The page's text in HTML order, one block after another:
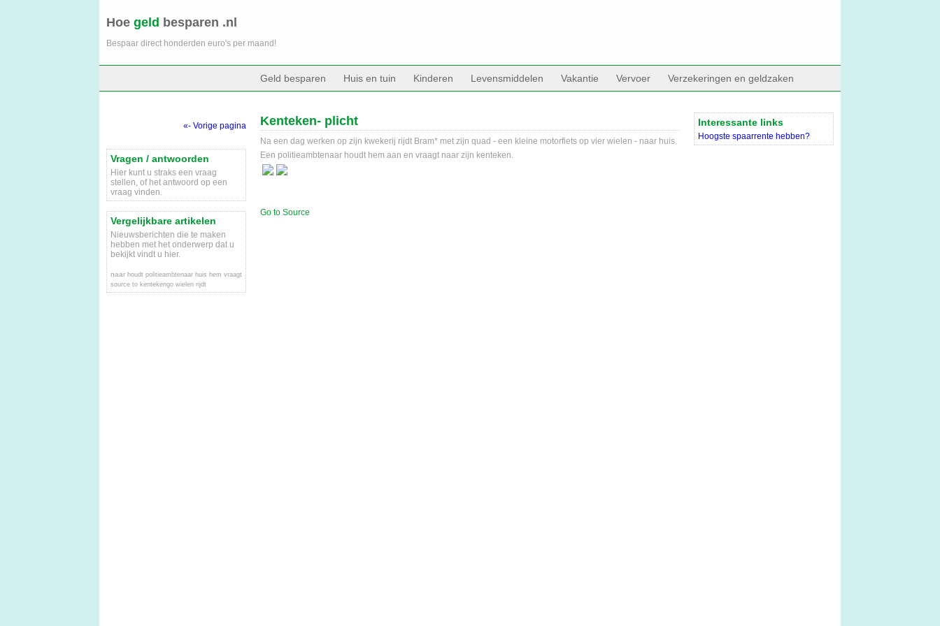
Hoe geld besparen .nl
Bespaar direct honderden euro's per maand!
Geld besparen Huis en tuin Kinderen Levensmiddelen Vakantie Vervoer Verzekeringen en geldzaken
«- Vorige pagina
Vragen / antwoorden
Hier kunt u straks een vraag
stellen, of het antwoord op een
vraag vinden.
Vergelijkbare artikelen
Nieuwsberichten die te maken
hebben met het onderwerp dat u
bekijkt vindt u hier.
naar houdt politieambtenaar huis hem vraagt
source to kentekengo wielen rijdt
Kenteken- plicht
Na een dag werken op zijn kwekerij rijdt Bram* met zijn quad - een kleine motorfiets op vier wielen - naar huis.
Een politieambtenaar houdt hem aan en vraagt naar zijn kenteken.
Go to Source
Interessante links
Hoogste spaarrente hebben?